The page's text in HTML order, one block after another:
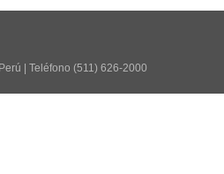
| Teléfono (511) 626-2000